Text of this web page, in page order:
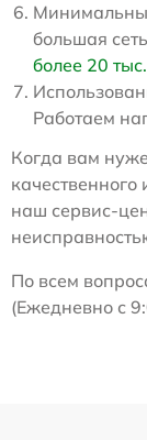
большая
более 20
Работаем
Когда вам
наш сервис-
По всем
(Ежедневно с